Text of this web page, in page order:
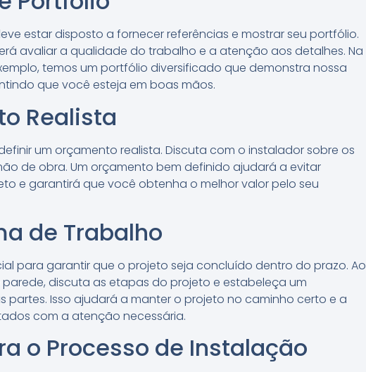
estar disposto a fornecer referências e mostrar seu portfólio.
avaliar a qualidade do trabalho e a atenção aos detalhes. Na
exemplo, temos um portfólio diversificado que demonstra nossa
que você esteja em boas mãos.
Realista
um orçamento realista. Discuta com o instalador sobre os
de obra. Um orçamento bem definido ajudará a evitar
e garantirá que você obtenha o melhor valor pelo seu
de Trabalho
para garantir que o projeto seja concluído dentro do prazo. Ao
discuta as etapas do projeto e estabeleça um
Isso ajudará a manter o projeto no caminho certo e a
com a atenção necessária.
o Processo de Instalação